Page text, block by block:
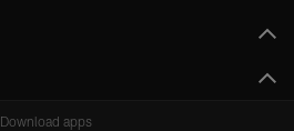
Download apps